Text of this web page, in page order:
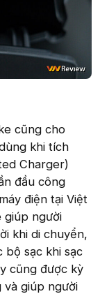
cũng cho
khi tích
Charger)
đầu công
điện tại Việt
giúp người
khi di chuyển,
bộ sạc khi sạc
cũng được kỳ
giúp người